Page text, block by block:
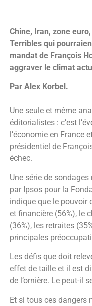
Chine, Iran, zone
Terribles qui
mandat de François
aggraver le climat
Par Alex Korbel.
Une seule et même
éditorialistes : c’est
l’économie en France
présidentiel de
échec.
Une série de
par Ipsos pour la
indique que le pouvoir
et financière (56%), le
(36%), les retraites
principales
Les défis que doit
effet de taille et il est
de l’ornière. Le peut-il
Et si tous ces dangers